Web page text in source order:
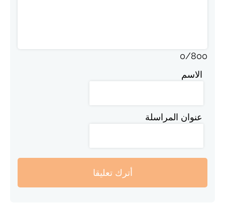
0/800
الاسم
عنوان المراسلة
أترك تعليقا